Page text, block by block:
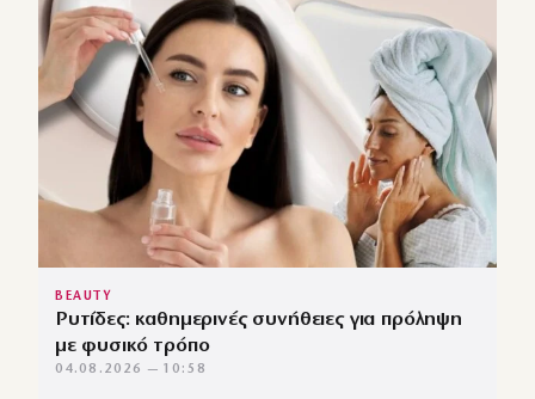
BEAUTY
Ρυτίδες: καθημερινές συνήθειες για πρόληψη
με φυσικό τρόπο
04.08.2026 — 10:58